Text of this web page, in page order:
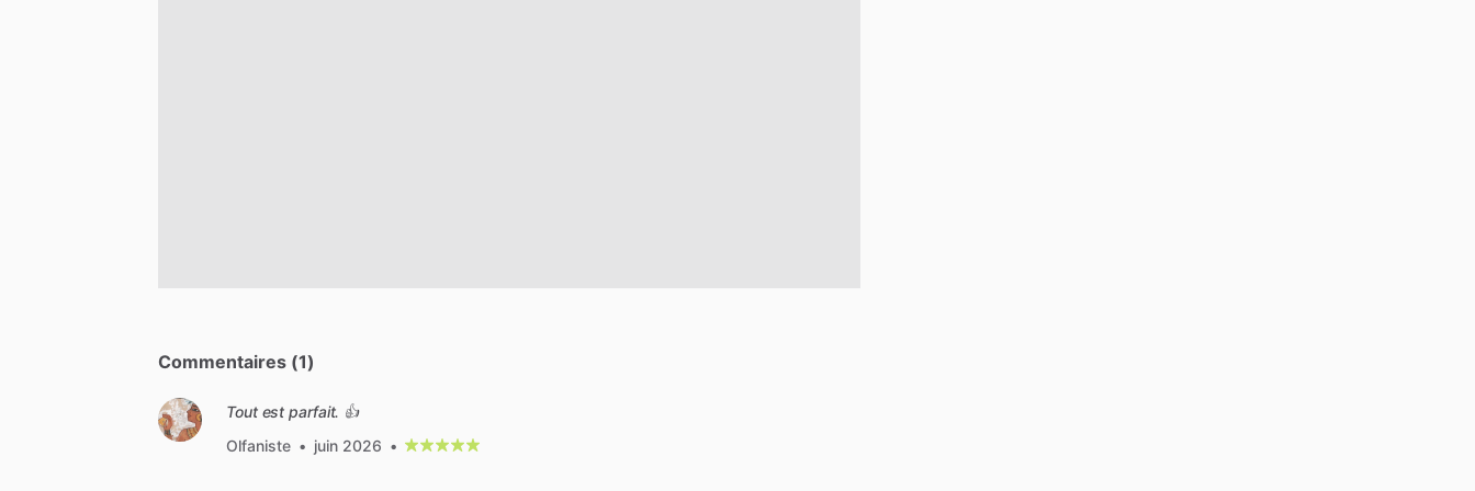
Commentaires (1)
Tout est parfait. 👍
Olfaniste • juin 2026 •